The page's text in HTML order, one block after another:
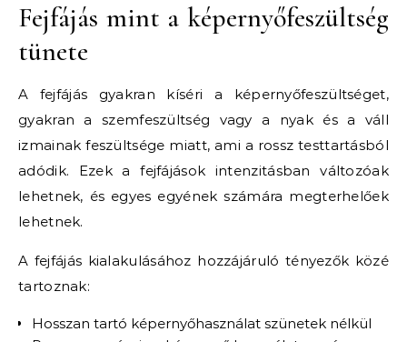
Fejfájás mint a képernyőfeszültség
tünete
A fejfájás gyakran kíséri a képernyőfeszültséget,
gyakran a szemfeszültség vagy a nyak és a váll
izmainak feszültsége miatt, ami a rossz testtartásból
adódik. Ezek a fejfájások intenzitásban változóak
lehetnek, és egyes egyének számára megterhelőek
lehetnek.
A fejfájás kialakulásához hozzájáruló tényezők közé
tartoznak:
Hosszan tartó képernyőhasználat szünetek nélkül